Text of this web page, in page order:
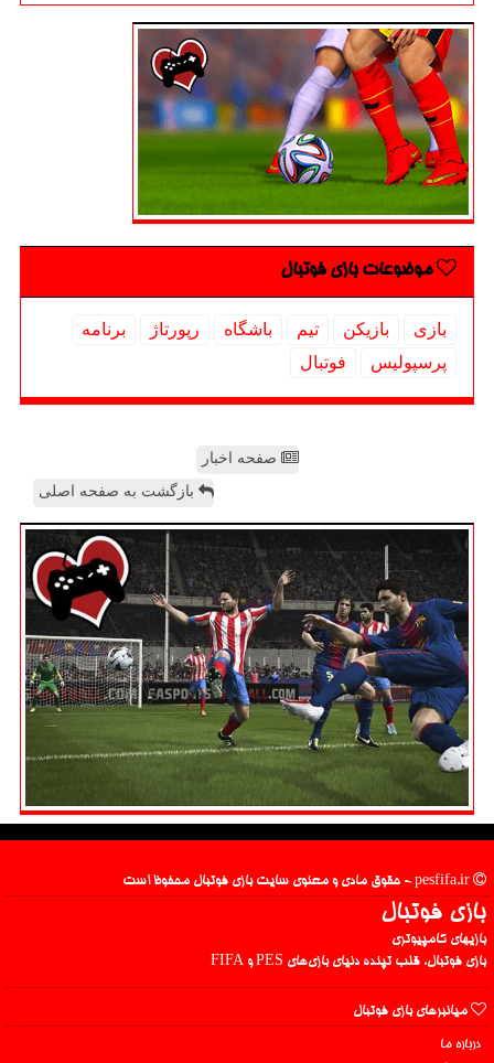
موضوعات بازی فوتبال
بازی بازیكن تیم باشگاه رپورتاژ
برنامه
پرسپولیس
فوتبال
صفحه اخبار
بازگشت به صفحه اصلی
بازی فوتبال
بازیهای کامپیوتری
بازی فوتبال، قلب تپنده دنیای بازی‌های PES و FIFA
میانبرهای بازی فوتبال
درباره ما